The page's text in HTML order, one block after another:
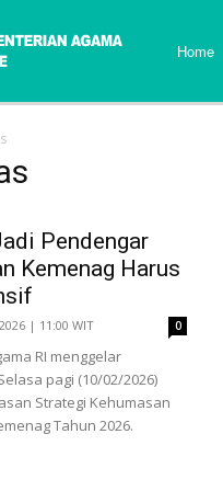
Home
Pendengar
Kemenag Harus
| 11:00 WIT 0
RI menggelar
pagi (10/02/2026)
Strategi Kehumasan
Tahun 2026.